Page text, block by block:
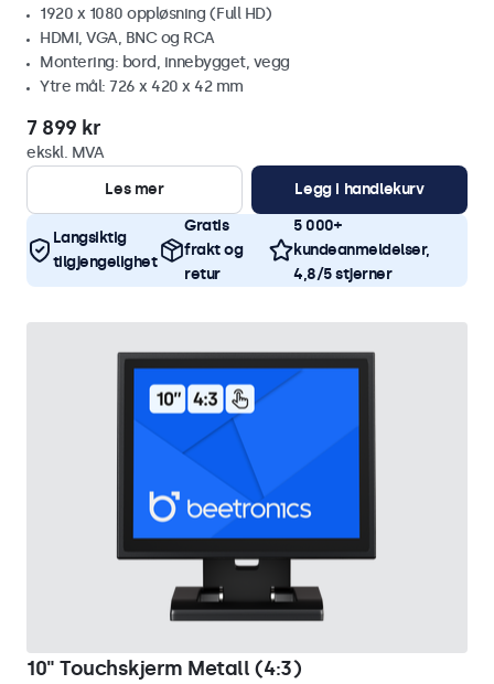
1920 x 1080 oppløsning (Full HD)
HDMI, VGA, BNC og RCA
Montering: bord, innebygget, vegg
Ytre mål: 726 x 420 x 42 mm
7 899 kr
ekskl. MVA
Les mer
Legg i handlekurv
Langsiktig
tilgjengelighet
Gratis
frakt og
retur
5 000+
kundeanmeldelser,
4,8/5 stjerner
10" Touchskjerm Metall (4:3)